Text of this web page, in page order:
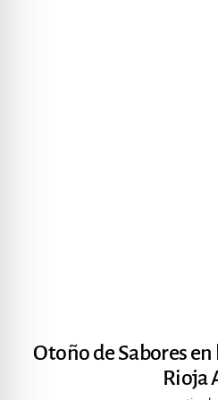
Otoño de Sabores
Rioja